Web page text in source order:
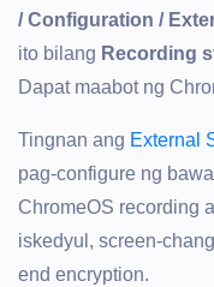
/ Configuration /
ito bilang Recording
Dapat maabot ng
Tingnan ang External
pag-configure ng
ChromeOS recording
iskedyul, screen-
end encryption.